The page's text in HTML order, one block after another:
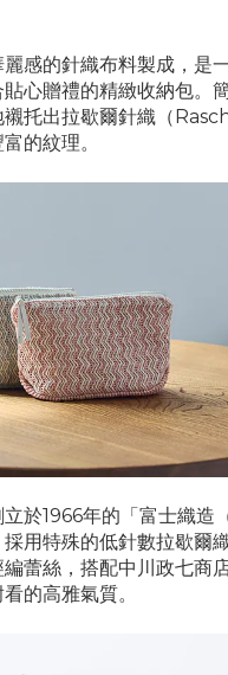
感的針織布料製成，是
心贈禮的精緻收納包。
襯托出拉歇爾針織（
的紋理。
於1966年的「富士織造
用特殊的低針數拉歇爾
蕾絲，搭配中川政七商
的高雅氣質。